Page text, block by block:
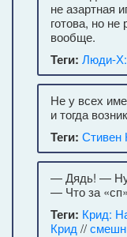
не азартная
готова, но
вообще.
Теги: Люди-Х:
Не у всех
и тогда
Теги: Стивен
— Дядь! — Ну
— Что за
Теги: Крид:
Крид //